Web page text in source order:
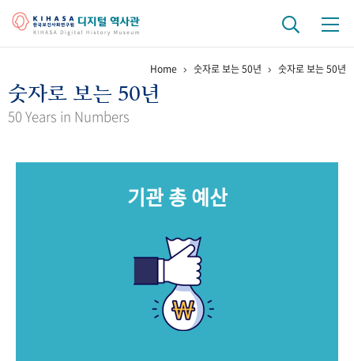
걸어온 길 기관 변천사 역대 기관장
키워드로 보는 연구 역사
문서 기록물 행정박물
Home 숫자로 보는 50년 숫자로 보는 50년
숫자로 보는 50년
50 Years in Numbers
기관 총 예산